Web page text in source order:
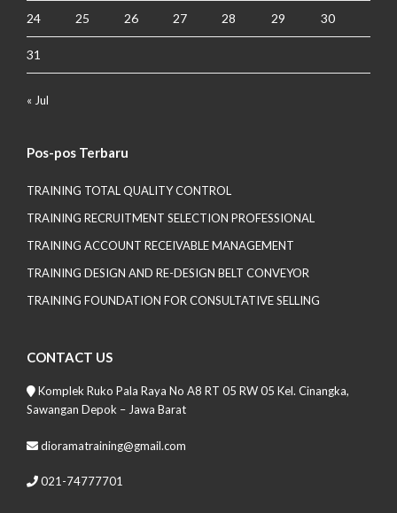
24 25 26 27 28 29 30
31
« Jul
Pos-pos Terbaru
TRAINING TOTAL QUALITY CONTROL
TRAINING RECRUITMENT SELECTION PROFESSIONAL
TRAINING ACCOUNT RECEIVABLE MANAGEMENT
TRAINING DESIGN AND RE-DESIGN BELT CONVEYOR
TRAINING FOUNDATION FOR CONSULTATIVE SELLING
CONTACT US
Komplek Ruko Pala Raya No A8 RT 05 RW 05 Kel. Cinangka,
Sawangan Depok – Jawa Barat
dioramatraining@gmail.com
021-74777701